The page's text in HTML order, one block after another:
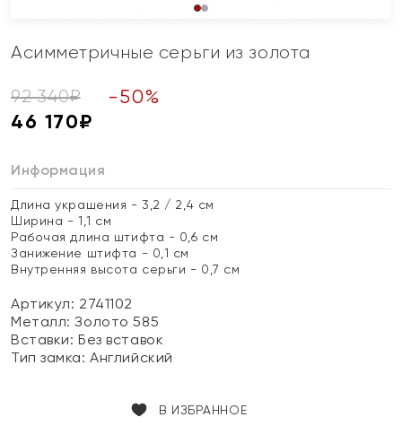
Асимметричные серьги из золота
92 340₽ -50%
46 170₽
Информация
Длина украшения - 3,2 / 2,4 см
Ширина - 1,1 см
Рабочая длина штифта - 0,6 см
Занижение штифта - 0,1 см
Внутренняя высота серьги - 0,7 см
Артикул: 2741102
Металл:Золото 585
Вставки:Без вставок
Тип замка:Английский
В ИЗБРАННОЕ